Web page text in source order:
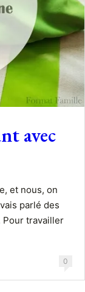
avec
et nous, on
parlé des
Pour travailler
0